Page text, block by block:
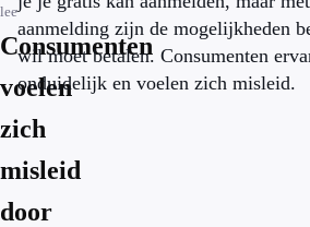
leestijd
Consumenten
voelen
zich
misleid
door
aanmelding zijn de mogelijkheden
wil moet betalen. Consumenten
onduidelijk en voelen zich misleid.